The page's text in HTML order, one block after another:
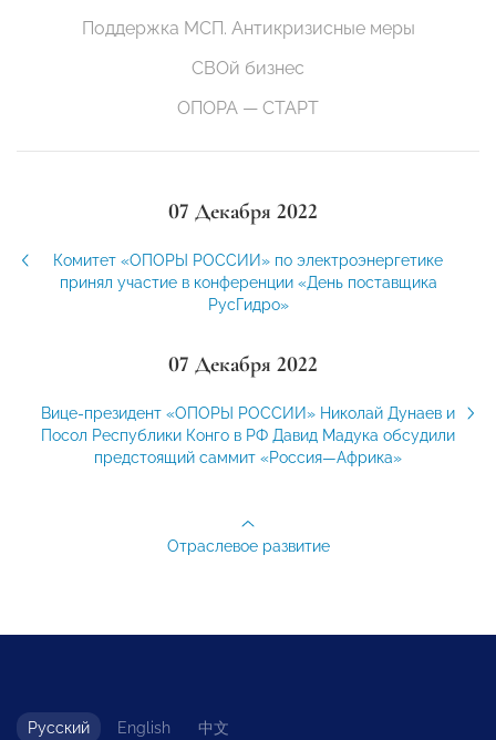
Поддержка МСП. Антикризисные меры
СВОй бизнес
ОПОРА — СТАРТ
07 Декабря 2022
Комитет «ОПОРЫ РОССИИ» по электроэнергетике
принял участие в конференции «День поставщика
РусГидро»
07 Декабря 2022
Вице-президент «ОПОРЫ РОССИИ» Николай Дунаев и
Посол Республики Конго в РФ Давид Мадука обсудили
предстоящий саммит «Россия—Африка»
Отраслевое развитие
Русский English 中文